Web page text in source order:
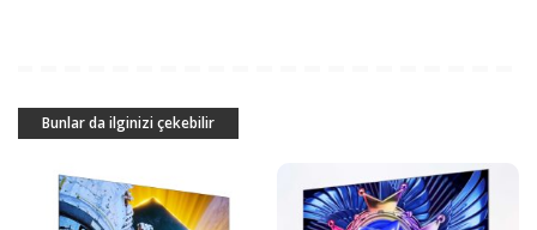
Bunlar da ilginizi çekebilir